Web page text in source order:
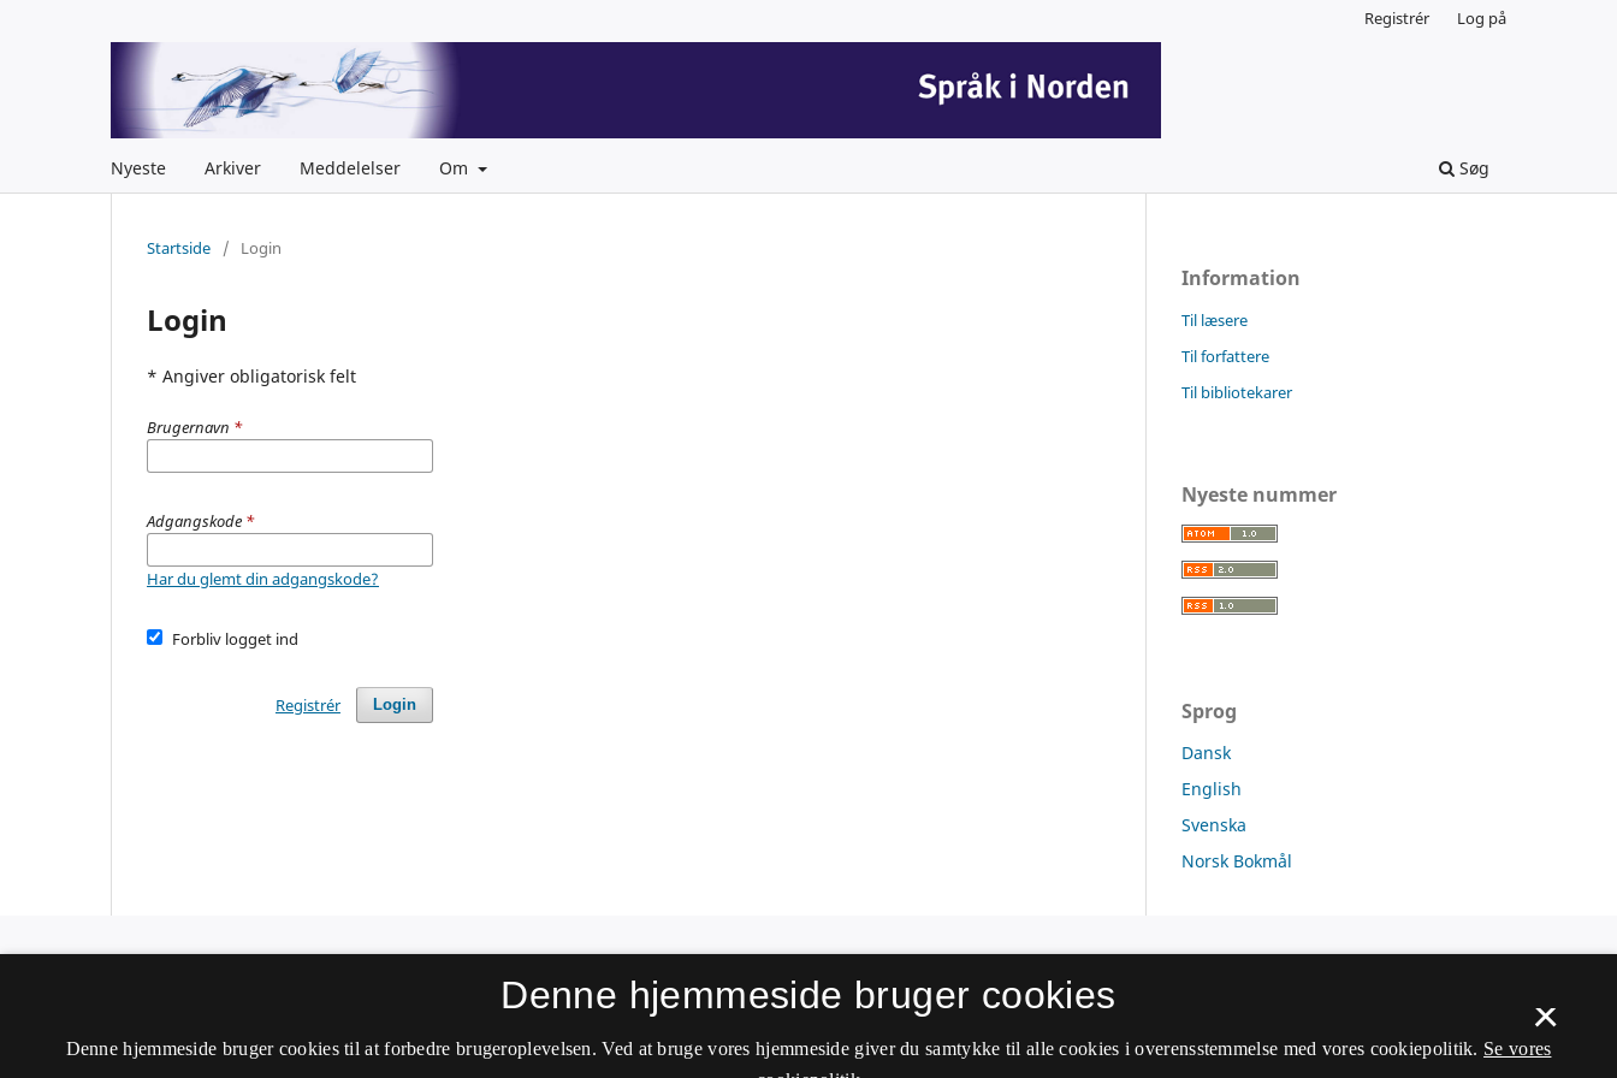
Nyeste Arkiver Meddelelser Om Søg
Registrér Log på
Startside / Login
Login
* Angiver obligatorisk felt
Brugernavn *
Adgangskode *
Har du glemt din adgangskode?
Forbliv logget ind
Login
Registrér
Information
Til læsere
Til forfattere
Til bibliotekarer
Nyeste nummer
Sprog
Dansk
English
Svenska
Norsk Bokmål
ISSN 2246-1701 (Online)
×
Denne hjemmeside bruger cookies
Denne hjemmeside bruger cookies til at forbedre brugeroplevelsen. Ved at bruge vores hjemmeside giver du samtykke til alle cookies i overensstemmelse med vores cookiepolitik. Se vores